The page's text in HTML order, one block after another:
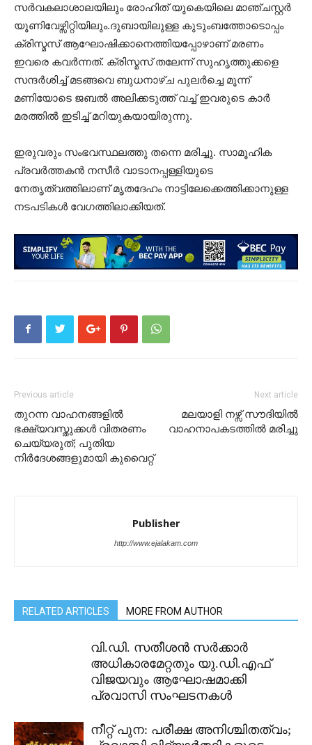
സര്‍വകലാശാലയിലും രോഹിത് യുകെയിലെ മാഞ്ചസ്റ്റർ
യൂണിവേഴ്സിറ്റിയിലും.ദുബായിലുള്ള കുടുംബത്തോടൊപ്പം
ക്രിസ്മസ് ആഘോഷിക്കാനെത്തിയപ്പോഴാണ് മരണം
ഇവരെ കവർന്നത്. ക്രിസ്മസ് തലേന്ന് സുഹൃത്തുക്കളെ
സന്ദർശിച്ച് മടങ്ങവെ ബ‌ുധനാഴ്ച പുലർച്ചെ മൂന്ന്
മണിയോടെ ജബല്‍‌ അലിക്കടുത്ത് വച്ച് ഇവരുടെ കാർ
മരത്തിൽ ഇടിച്ച് മറിയുകയായിരുന്നു.
ഇരുവരും സംഭവസ്ഥലത്തു തന്നെ മരിച്ചു. സാമൂഹിക
പ്രവർത്തകൻ നസീർ വാടാനപ്പള്ളിയുടെ
നേതൃത്വത്തിലാണ് മൃതദേഹം നാട്ടിലേക്കെത്തിക്കാനുള്ള
നടപടികൾ വേഗത്തിലാക്കിയത്.
Previous article
തുറന്ന വാഹനങ്ങളിൽ
ഭക്ഷ്യവസ്തുക്കൾ വിതരണം
ചെയ്യരുത്; പുതിയ
നിര്‍ദേശങ്ങളുമായി കുവൈറ്റ്
Next article
മലയാളി നഴ്സ് സൗദിയിൽ
വാഹനാപകടത്തിൽ മരിച്ചു
Publisher
http://www.ejalakam.com
RELATED ARTICLES MORE FROM AUTHOR
വി.ഡി. സതീശൻ സർക്കാർ
അധികാരമേറ്റതും യു.ഡി.എഫ്
വിജയവും ആഘോഷമാക്കി
പ്രവാസി സംഘടനകൾ
നീറ്റ് പുന: പരീക്ഷ അനിശ്ചിതത്വം;